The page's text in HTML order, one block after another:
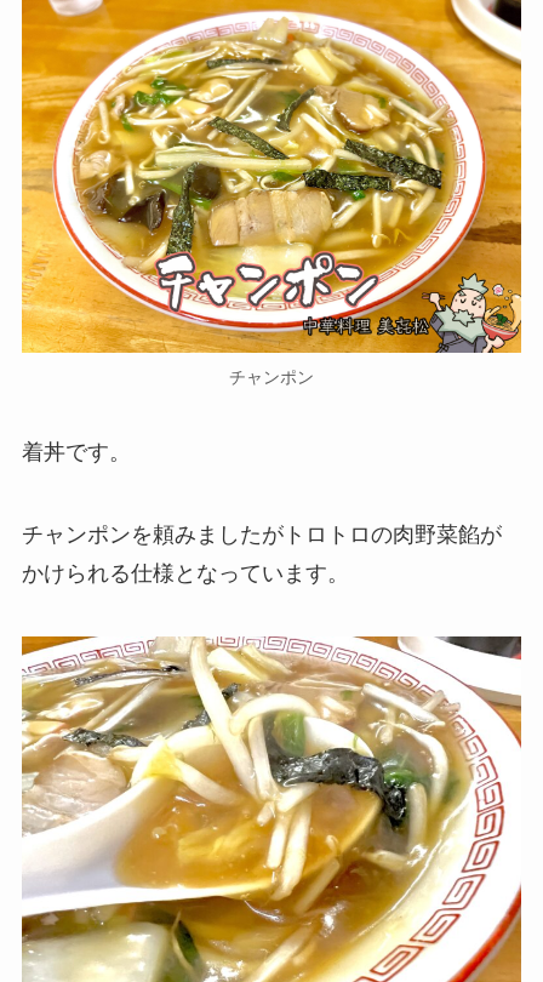
チャンポン
着丼です。
チャンポンを頼みましたがトロトロの肉野菜餡が
かけられる仕様となっています。